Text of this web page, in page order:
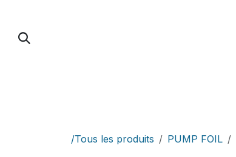
/Tous les produits PUMP FOIL